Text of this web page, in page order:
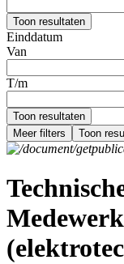
Toon resultaten
Einddatum
Van
T/m
Toon resultaten
Meer filters
Toon